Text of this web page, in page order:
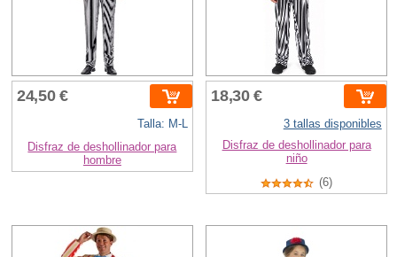
24,50 €
Talla: M-L
Disfraz de deshollinador para
hombre
18,30 €
3 tallas disponibles
Disfraz de deshollinador para
niño
(6)